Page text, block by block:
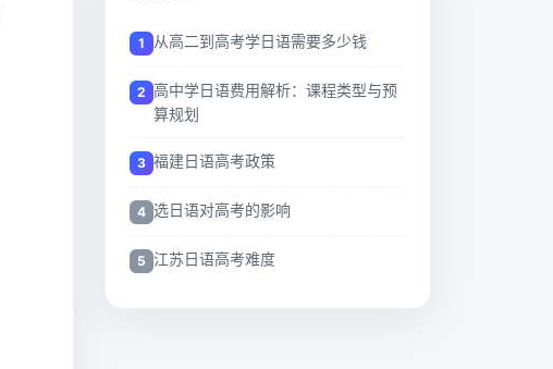
从高二到高考学日语需要多少钱
高中学日语费用解析：课程类型与预
算规划
福建日语高考政策
选日语对高考的影响
江苏日语高考难度